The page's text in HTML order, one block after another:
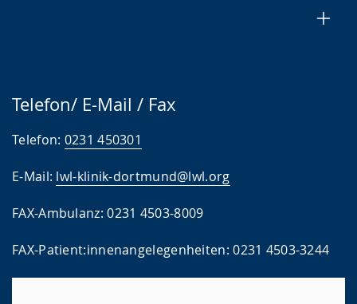
Telefon/ E-Mail / Fax
Telefon: 0231 450301
E-Mail: lwl-klinik-dortmund@lwl.org
FAX-Ambulanz: 0231 4503-8009
FAX-Patient:innenangelegenheiten: 0231 4503-3244